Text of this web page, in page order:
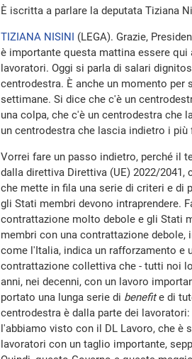
È iscritta a parlare la deputata Tiziana
TIZIANA NISINI (LEGA). Grazie,
è importante questa mattina essere
lavoratori. Oggi si parla di salari
centrodestra. È anche un momento
settimane. Si dice che c'è un
una colpa, che c'è un centrodestra che
un centrodestra che lascia indietro i
Vorrei fare un passo indietro, perché il
dalla direttiva Direttiva (UE) 2022/
che mette in fila una serie di criteri e di
gli Stati membri devono intraprendere.
contrattazione molto debole e gli Stati
membri con una contrattazione
come l'Italia, indica un rafforzamento e
contrattazione collettiva che - tutti noi
anni, nei decenni, con un lavoro
portato una lunga serie di benefite di
centrodestra è dalla parte dei
l'abbiamo visto con il DL Lavoro, che è
lavoratori con un taglio importante,